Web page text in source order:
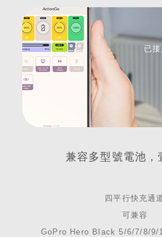
已
兼容多型號電池，
四平行快充通
可兼容
GoPro Hero Black 5/6/7/8/9/